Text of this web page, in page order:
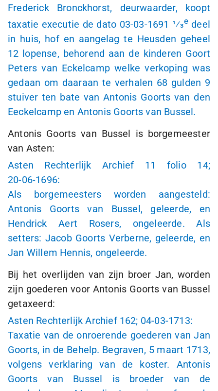
Frederick Bronckhorst, deurwaarder, koopt
taxatie executie de dato 03-03-1691 1⁄3edeel
in huis, hof en aangelag te Heusden geheel
12 lopense, behorend aan de kinderen Goort
Peters van Eckelcamp welke verkoping was
gedaan om daaraan te verhalen 68 gulden 9
stuiver ten bate van Antonis Goorts van den
Eeckelcamp en Antonis Goorts van Bussel.
Antonis Goorts van Bussel is borgemeester
van Asten:
Asten Rechterlijk Archief 11 folio 14;
20-06-1696:
Als borgemeesters worden aangesteld:
Antonis Goorts van Bussel, geleerde, en
Hendrick Aert Rosers, ongeleerde. Als
setters: Jacob Goorts Verberne, geleerde, en
Jan Willem Hennis, ongeleerde.
Bij het overlijden van zijn broer Jan, worden
zijn goederen voor Antonis Goorts van Bussel
getaxeerd:
Asten Rechterlijk Archief 162; 04-03-1713:
Taxatie van de onroerende goederen van Jan
Goorts, in de Behelp. Begraven, 5 maart 1713,
volgens verklaring van de koster. Antonis
Goorts van Bussel is broeder van de